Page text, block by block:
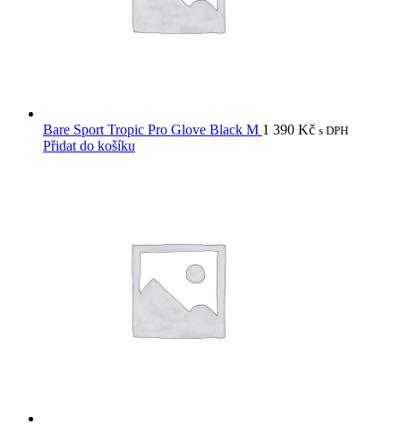
Bare Sport Tropic Pro Glove Black M 1 390 Kč s DPH
Přidat do košíku